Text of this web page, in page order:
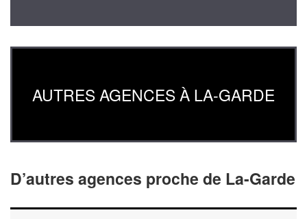
AUTRES AGENCES À LA-GARDE
D’autres agences proche de La-Garde